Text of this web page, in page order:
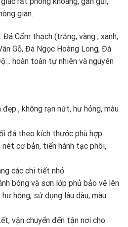
gian.
Đá Cẩm thạch (trắng, vàng , xanh,
Gỗ, Đá Ngọc Hoàng Long, Đá
hoàn toàn tự nhiên và nguyên
, không rạn nứt, hư hỏng, màu
đá theo kích thước phù hợp
cơ bản, tiến hành tạc phôi,
các chi tiết nhỏ
bóng và sơn lớp phủ bảo vệ lên
hỏng, sử dụng lâu dàu, màu
vận chuyển đến tận nơi cho